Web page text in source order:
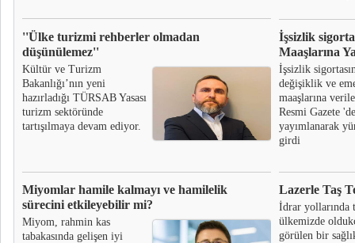
''Ülke turizmi rehberler olmadan
düşünülemez''
Kültür ve Turizm
Bakanlığı’nın yeni
hazırladığı TÜRSAB Yasası
turizm sektöründe
tartışılmaya devam ediyor.
İşsizlik
Maaşlarına
İşsizlik
değişiklik ve
maaşlarına
Resmi Gazete 'de
yayımlanarak
girdi
Miyomlar hamile kalmayı ve hamilelik
sürecini etkileyebilir mi?
Miyom, rahmin kas
tabakasında gelişen iyi
Lazerle Taş
İdrar yollarında
ülkemizde
görülen bir